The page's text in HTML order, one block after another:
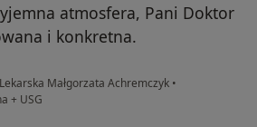
atmosfera, Pani Doktor
i konkretna.
Małgorzata Achremczyk •
+ USG